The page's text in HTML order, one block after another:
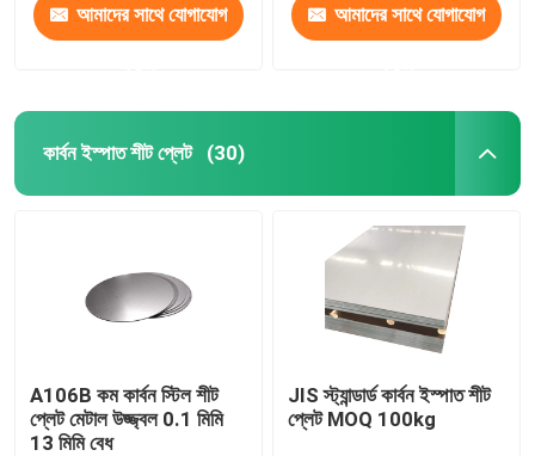
আমাদের সাথে যোগাযোগ আমাদের সাথে যোগাযোগ
কার্বন ইস্পাত শীট প্লেট (30)
A106B কম কার্বন স্টিল শীট
প্লেট মেটাল উজ্জ্বল 0.1 মিমি
13 মিমি বেধ
JIS স্ট্যান্ডার্ড কার্বন ইস্পাত শীট
প্লেট MOQ 100kg